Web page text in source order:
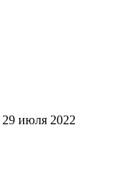
29 июля 2022